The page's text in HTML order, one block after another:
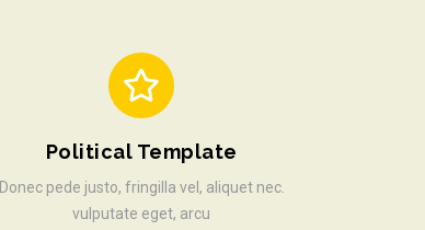
Political Template
Donec pede justo, fringilla vel, aliquet nec.
vulputate eget, arcu